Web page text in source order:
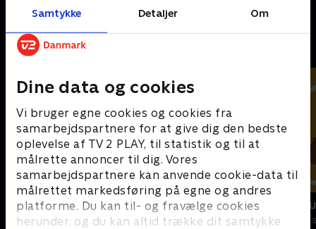
Samtykke Detaljer Om
Dine data og cookies
Vi bruger egne cookies og cookies fra
samarbejdspartnere for at give dig den bedste
oplevelse af TV 2 PLAY, til statistik og til at
målrette annoncer til dig. Vores
samarbejdspartnere kan anvende cookie-data til
målrettet markedsføring på egne og andres
platforme. Du kan til- og fravælge cookies
herunder, og du kan altid trække dit samtykke
18. september 2023 • 23 min
Andre så også
Vicke Viking
Børneserier • 1 sæsoner
Miniteve:
Børneserier • 1